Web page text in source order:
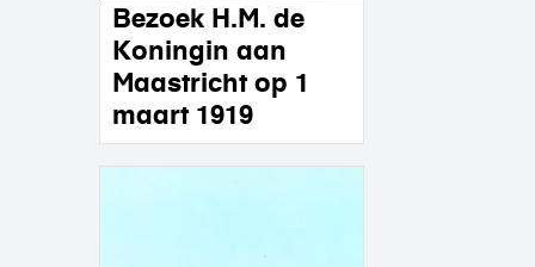
Bezoek H.M. de
Koningin aan
Maastricht op 1
maart 1919